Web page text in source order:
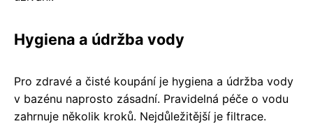
Hygiena a údržba vody
Pro zdravé a čisté koupání je hygiena a údržba vody
v bazénu naprosto zásadní. Pravidelná péče o vodu
zahrnuje několik kroků. Nejdůležitější je filtrace.